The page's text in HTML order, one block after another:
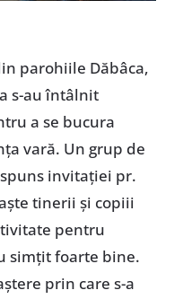
parohiile Dăbâca,
s-au întâlnit
a se bucura
vară. Un grup de
invitaţiei pr.
tinerii şi copiii
pentru
simţit foarte bine.
prin care s-a